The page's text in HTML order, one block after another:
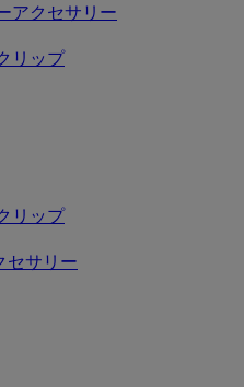
アクセサリー
リップ
リップ
セサリー